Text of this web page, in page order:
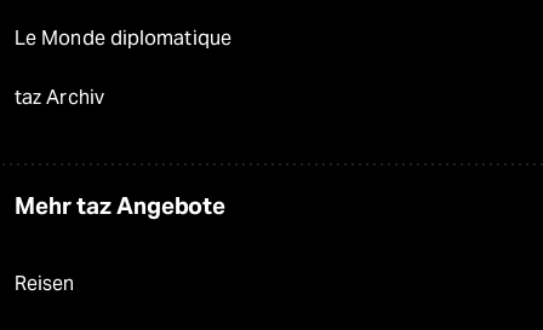
Le Monde diplomatique
taz Archiv
Mehr taz Angebote
Reisen